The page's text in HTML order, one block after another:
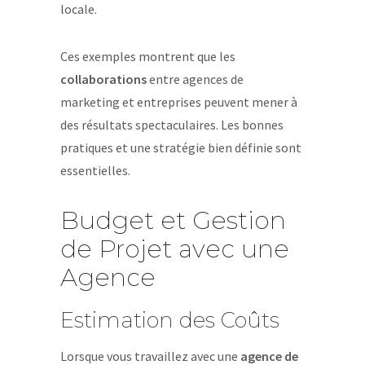
locale.
Ces exemples montrent que les
collaborationsentre agences de
marketing et entreprises peuvent mener à
des résultats spectaculaires. Les bonnes
pratiques et une stratégie bien définie sont
essentielles.
Budget et Gestion
de Projet avec une
Agence
Estimation des Coûts
Lorsque vous travaillez avec une agence de